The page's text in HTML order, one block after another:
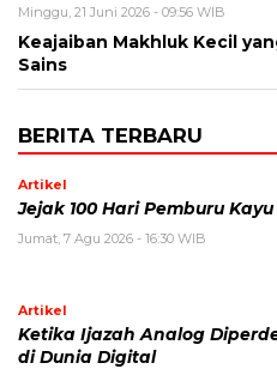
Minggu, 21 Juni 2026 - 09:56 WIB
Keajaiban Makhluk Kecil
Sains
BERITA TERBARU
Artikel
Jejak 100 Hari Pemburu Kayu
Jumat, 7 Agu 2026 - 16:30 WIB
Artikel
Ketika Ijazah Analog
di Dunia Digital